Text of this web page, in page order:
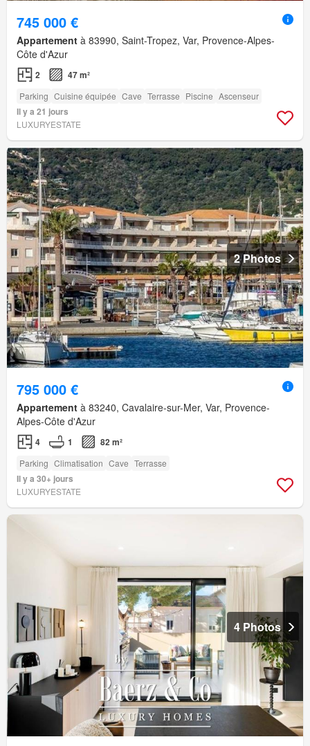
745 000 €
Appartement à 83990, Saint-Tropez, Var, Provence-Alpes-
Côte d'Azur
2 47 m²
Parking Cuisine équipée Cave Terrasse Piscine Ascenseur
Il y a 21 jours
LUXURYESTATE
2 Photos
795 000 €
Appartement à 83240, Cavalaire-sur-Mer, Var, Provence-
Alpes-Côte d'Azur
4 1 82 m²
Parking Climatisation Cave Terrasse
Il y a 30+ jours
LUXURYESTATE
4 Photos